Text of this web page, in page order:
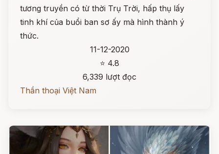
tương truyền có từ thời Trụ Trời, hấp thụ lấy
tinh khí của buổi ban sơ ấy mà hình thành ý
thức.
11-12-2020
⭐ 4.8
6,339 lượt đọc
Thần thoại Việt Nam